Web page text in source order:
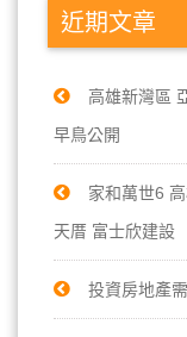
近期文章
高雄新灣區
早鳥公開
家和萬世6
天厝 富士欣建設
投資房地產